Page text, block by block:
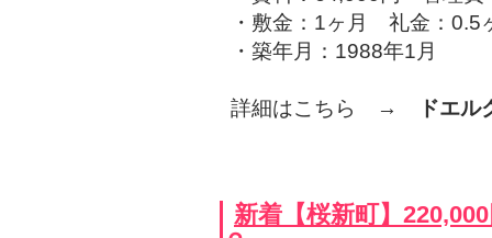
・敷金：1ヶ月 礼金：0.5
・築年月：1988年1月
詳細はこちら → ドエ
新着【桜新町】